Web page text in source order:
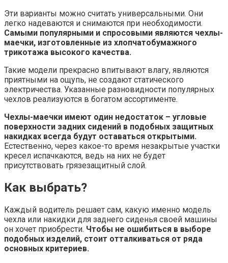
Эти варианты можно считать универсальными. Они
легко надеваются и снимаются при необходимости.
Самыми популярными и спросовыми являются чехлы-
маечки, изготовленные из хлопчатобумажного
трикотажа высокого качества.
Такие модели прекрасно впитывают влагу, являются
приятными на ощупь, не создают статического
электричества. Указанные разновидности популярных
чехлов реализуются в богатом ассортименте.
Чехлы-маечки имеют один недостаток – угловые
поверхности задних сидений в подобных защитных
накидках всегда будут оставаться открытыми.
Естественно, через какое-то время незакрытые участки
кресел испачкаются, ведь на них не будет
присутствовать грязезащитный слой.
Как выбрать?
Каждый водитель решает сам, какую именно модель
чехла или накидки для заднего сиденья своей машины
он хочет приобрести. Чтобы не ошибиться в выборе
подобных изделий, стоит отталкиваться от ряда
основных критериев.